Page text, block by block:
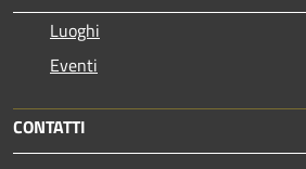
Luoghi
Eventi
CONTATTI